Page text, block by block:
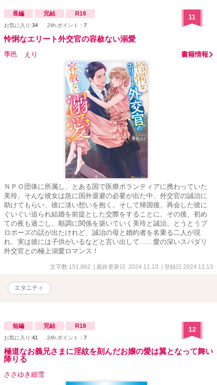
長編 完結 R18
お気に入り:34 24h.ポイント： 7
11
怜悧なエリート外交官の容赦ない溺愛
季邑 えり 書籍情報
ＮＰＯ団体に所属し、とある国で医療ボランティアに携わっていた
美玲。そんな彼女は急に国外退避の必要が出た中、外交官の誠治に
助けてもらい、彼に淡い想いを抱く。そして帰国後、再会した彼に
ぐいぐい迫られ結婚を前提とした交際をすることに。その後、初め
ての夜も過ごし、順調に関係を築いていく美玲と誠治。とうとうプ
ロポーズの話が出たけれど、誠治の母と婚約者を名乗る二人が現
れ、実は彼には子供がいるなどと言い出して……愛の深いスパダリ
外交官との極上溺愛ロマンス！
文字数 151,962 | 最終更新日 2024.11.13 | 登録日 2024.11.13
エタニティ
短編 完結 R18
お気に入り:41 24h.ポイント： 7
12
極道なお義兄さまに淫紋を刻んだお嬢の愛は翼となって舞い
降りる
ささゆき細雪